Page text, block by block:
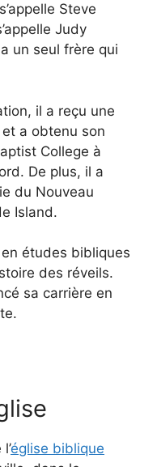
Steve
Judy
un seul frère qui
il a reçu une
a obtenu son
College à
De plus, il a
du Nouveau
Island.
études bibliques
des réveils.
sa carrière en
église biblique